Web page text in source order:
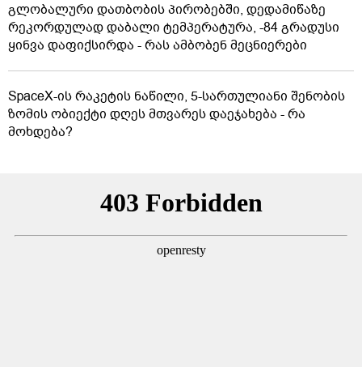
გლობალური დათბობის პირობებში, დედამიწაზე
რეკორდულად დაბალი ტემპერატურა, -84 გრადუსი
ყინვა დაფიქსირდა - რას ამბობენ მეცნიერები
SpaceX-ის რაკეტის ნაწილი, 5-სართულიანი შენობის
ზომის ობიექტი დღეს მთვარეს დაეჯახება - რა
მოხდება?